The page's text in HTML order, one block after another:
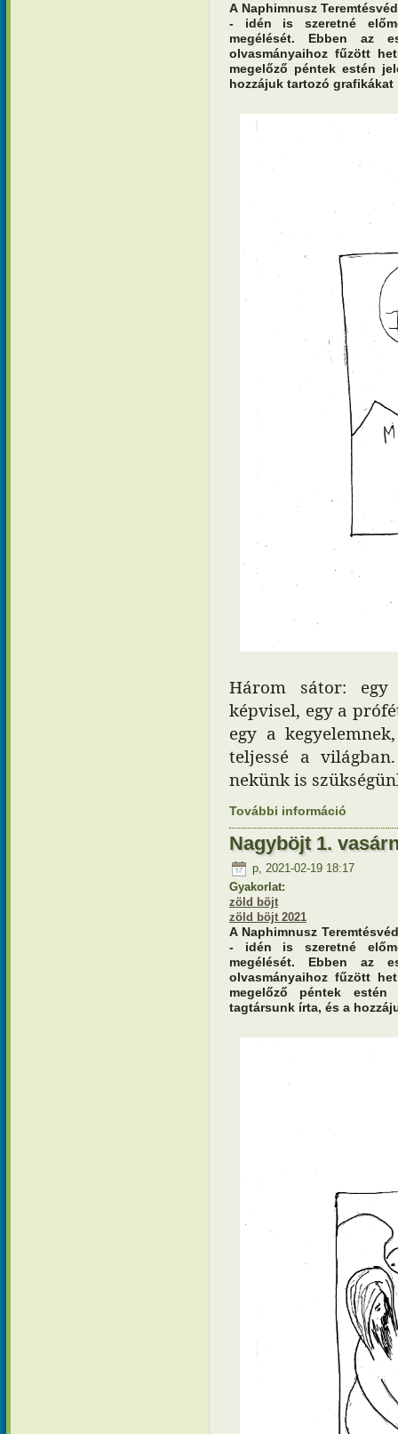
A Naphimnusz
- idén is szeretné
megélését. Ebben az
olvasmányaihoz fűzött
megelőző péntek estén
hozzájuk tartozó
Három sátor:
képvisel, egy a
egy a
teljessé a
nekünk is
További információ
Nagyböjt 1.
p, 2021-02-19 18:17
Gyakorlat:
zöld böjt
zöld böjt 2021
A Naphimnusz
- idén is szeretné
megélését. Ebben az
olvasmányaihoz fűzött
megelőző péntek
tagtársunk írta, és a